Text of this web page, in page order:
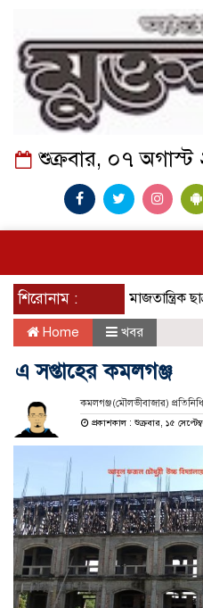
শুক্রবার, ০৭
শিরোনাম :সমাজতান্ত্রিক ছাত্রফ্রন্ট
Home খবর
এ সপ্তাহের কমলগঞ্জ
কমলগঞ্জ(মৌলভীবাজার)
প্রকাশকাল : শুক্রবার, ১৫